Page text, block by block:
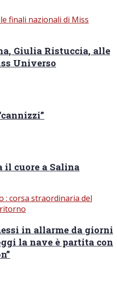
Giulia Ristuccia, alle
Universo
il cuore a Salina
in allarme da giorni
la nave è partita con